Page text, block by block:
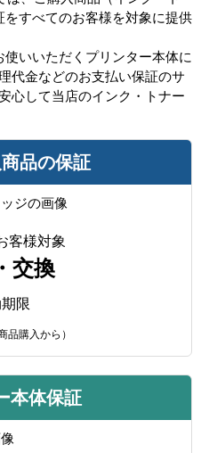
すべてのお客様を対象に提供
いいただくプリンター本体に
代金などのお支払い保証のサ
心して当店のインク・トナー
品の保証
客様対象
交換
限
品購入から）
本体保証